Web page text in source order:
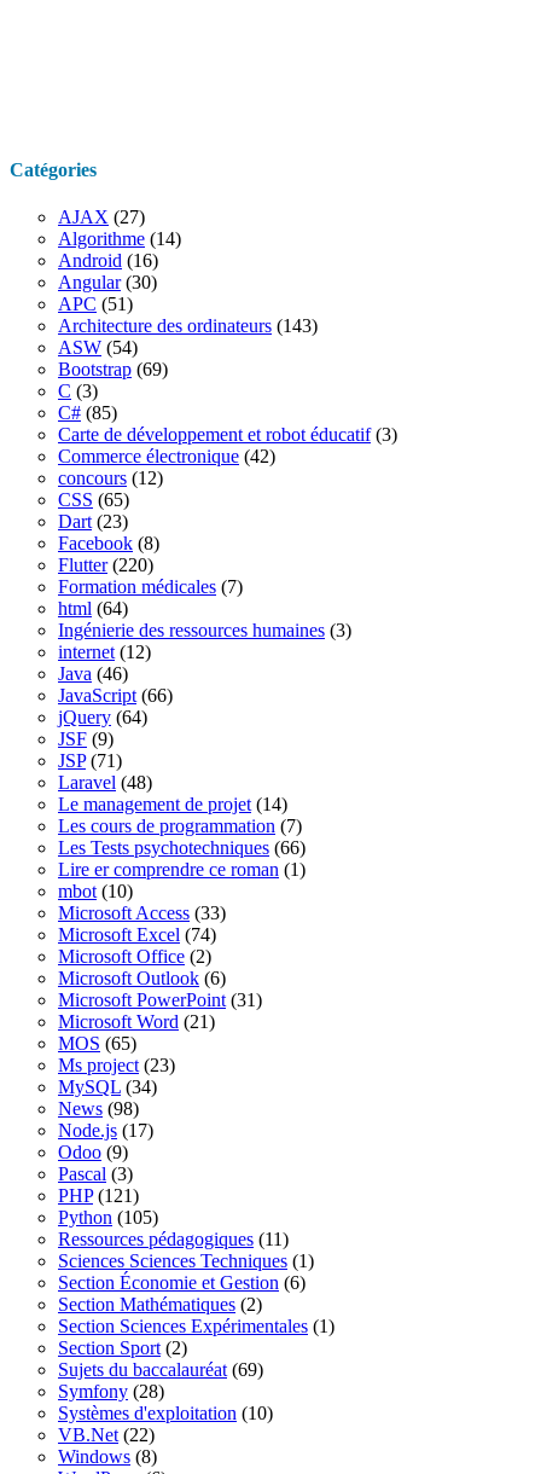
Catégories
AJAX (27)
Algorithme (14)
Android (16)
Angular(30)
APC (51)
Architecture des ordinateurs (143)
ASW (54)
Bootstrap (69)
C (3)
C# (85)
Carte de développement et robot éducatif(3)
Commerce électronique (42)
concours (12)
CSS (65)
Dart (23)
Facebook (8)
Flutter(220)
Formation médicales (7)
html (64)
Ingénierie des ressources humaines (3)
internet (12)
Java (46)
JavaScript (66)
jQuery (64)
JSF (9)
JSP(71)
Laravel (48)
Le management de projet (14)
Les cours de programmation (7)
Les Tests psychotechniques (66)
Lire er comprendre ce roman (1)
mbot (10)
Microsoft Access (33)
Microsoft Excel (74)
Microsoft Office (2)
Microsoft Outlook (6)
Microsoft PowerPoint (31)
Microsoft Word (21)
MOS (65)
Ms project (23)
MySQL (34)
News (98)
Node.js (17)
Odoo (9)
Pascal (3)
PHP(121)
Python (105)
Ressources pédagogiques (11)
Sciences Sciences Techniques (1)
Section Économie et Gestion (6)
Section Mathématiques (2)
Section Sciences Expérimentales (1)
Section Sport (2)
Sujets du baccalauréat (69)
Symfony (28)
Systèmes d'exploitation (10)
VB.Net (22)
Windows (8)